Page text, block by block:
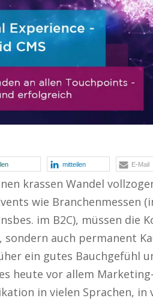
mitteilen E-Mail
krassen Wandel
wie Branchenmessen
im B2C), müssen die
auch permanent
ein gutes Bauchgefühl
heute vor allem
in vielen Sprachen, in